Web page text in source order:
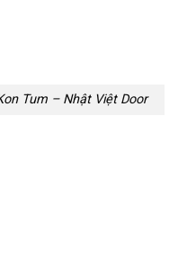
Tum – Nhật Việt Door